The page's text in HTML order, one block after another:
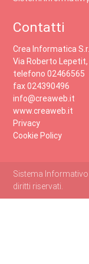
Contatti
Crea Informatica
Via Roberto
telefono 02466565
fax 024390496
info@creaweb.it
www.creaweb.it
Privacy
Cookie Policy
Sistema Informativo
diritti riservati.